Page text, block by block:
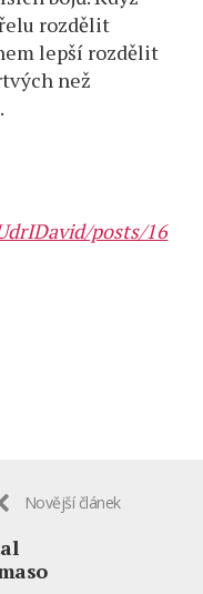
rozdělit
lepší rozdělit
než
posts/16
Novější článek